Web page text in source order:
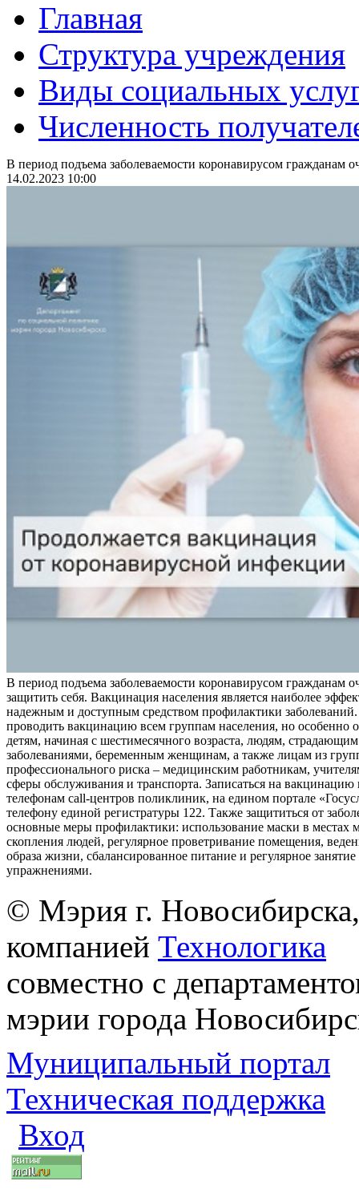
Главная
Структура учреждения
Виды социальных
Численность
В период подъема заболеваемости коронавирусом гражданам
14.02.2023 10:00
В период подъема заболеваемости коронавирусом гражданам
защитить себя. Вакцинация населения является наиболее
надежным и доступным средством профилактики заболеваний.
проводить вакцинацию всем группам населения, но особенно
детям, начиная с шестимесячного возраста, людям,
заболеваниями, беременным женщинам, а также лицам из
профессионального риска – медицинским работникам,
сферы обслуживания и транспорта. Записаться на
телефонам call-центров поликлиник, на едином портале
телефону единой регистратуры 122. Также защититься от
основные меры профилактики: использование маски в местах
скопления людей, регулярное проветривание помещения,
образа жизни, сбалансированное питание и регулярное
упражнениями.
© Мэрия г.
компанией Технологика
совместно с
мэрии города
Муниципальный портал
Техническая поддержка
Вход